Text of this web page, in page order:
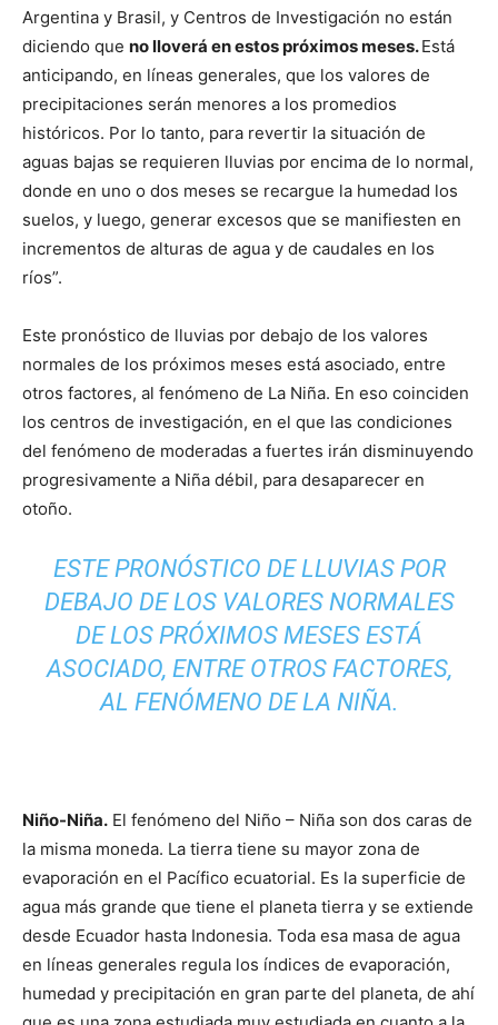
Argentina y Brasil, y Centros de Investigación no están
diciendo que no lloverá en estos próximos meses.Está
anticipando, en líneas generales, que los valores de
precipitaciones serán menores a los promedios
históricos. Por lo tanto, para revertir la situación de
aguas bajas se requieren lluvias por encima de lo normal,
donde en uno o dos meses se recargue la humedad los
suelos, y luego, generar excesos que se manifiesten en
incrementos de alturas de agua y de caudales en los
ríos”.
Este pronóstico de lluvias por debajo de los valores
normales de los próximos meses está asociado, entre
otros factores, al fenómeno de La Niña. En eso coinciden
los centros de investigación, en el que las condiciones
del fenómeno de moderadas a fuertes irán disminuyendo
progresivamente a Niña débil, para desaparecer en
otoño.
ESTE PRONÓSTICO DE LLUVIAS POR
DEBAJO DE LOS VALORES NORMALES
DE LOS PRÓXIMOS MESES ESTÁ
ASOCIADO, ENTRE OTROS FACTORES,
AL FENÓMENO DE LA NIÑA.
Niño-Niña. El fenómeno del Niño – Niña son dos caras de
la misma moneda. La tierra tiene su mayor zona de
evaporación en el Pacífico ecuatorial. Es la superficie de
agua más grande que tiene el planeta tierra y se extiende
desde Ecuador hasta Indonesia. Toda esa masa de agua
en líneas generales regula los índices de evaporación,
humedad y precipitación en gran parte del planeta, de ahí